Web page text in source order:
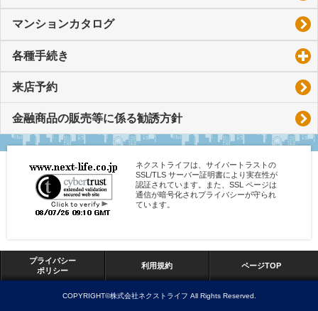
マンションカタログ
各種手続き
来店予約
金融商品の販売等に係る勧誘方針
ネクストライフは、サイバートラストの
SSL/TLS サーバー証明書により実在性が
認証されています。また、SSL ページは
通信が暗号化されプライバシーが守られ
ています。
プライバシー
ポリシー
利用規約 ページTOP
COPYRIGHT©株式会社ネクストライフ All Rights Reserved.